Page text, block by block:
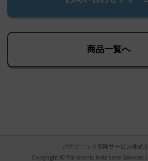
商品一覧へ
パナソニック保険サービス株式
Copyright © Panasonic Insurance Services